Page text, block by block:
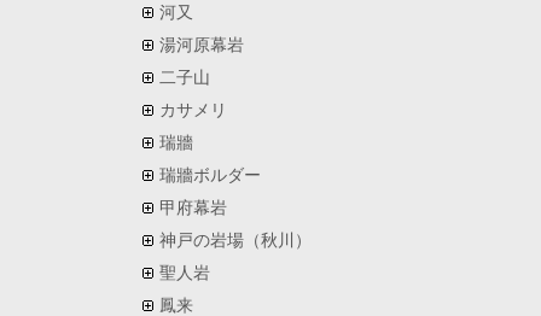
河又
湯河原幕岩
二子山
カサメリ
瑞牆
瑞牆ボルダー
甲府幕岩
神戸の岩場（秋川）
聖人岩
鳳来